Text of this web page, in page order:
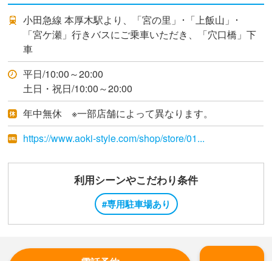
小田急線 本厚木駅より、「宮の里」･「上飯山」･
「宮ケ瀬」行きバスにご乗車いただき、「穴口橋」下
車
平日/10:00～20:00
土日・祝日/10:00～20:00
年中無休 ※一部店舗によって異なります。
https://www.aoki-style.com/shop/store/01...
利用シーンやこだわり条件
#専用駐車場あり